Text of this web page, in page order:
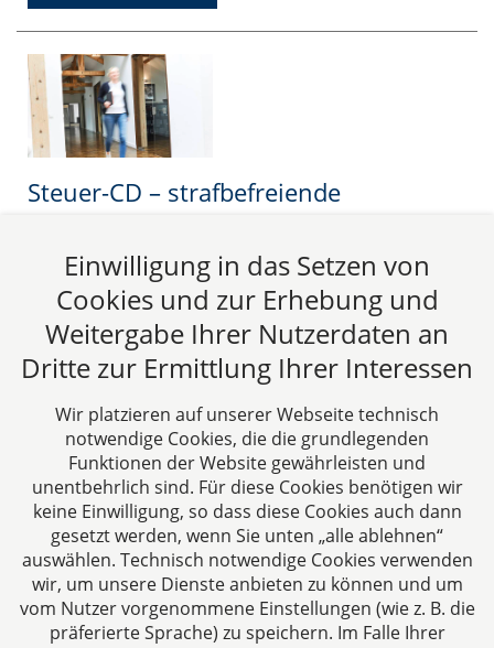
Steuer-CD – strafbefreiende
Seit dem spektakulären Steuerprozess gegen den
ehemaligen Präsidenten des FC Bayern München, Uli
Hoeneß, ist die Selbstanzeige zu einem Teil der
medialen Berichterstattung geworden. Minutiös
wurde im Jahr 2013 die...
26.05.2015
Beitrag lesen
Zurück 1 Weiter
Einwilligung in das Setzen von
Cookies und zur Erhebung und
Weitergabe Ihrer Nutzerdaten an
Dritte zur Ermittlung Ihrer Interessen
Wir platzieren auf unserer Webseite technisch
notwendige Cookies, die die grundlegenden
Funktionen der Website gewährleisten und
unentbehrlich sind. Für diese Cookies benötigen wir
keine Einwilligung, so dass diese Cookies auch dann
gesetzt werden, wenn Sie unten „alle ablehnen“
auswählen. Technisch notwendige Cookies verwenden
wir, um unsere Dienste anbieten zu können und um
vom Nutzer vorgenommene Einstellungen (wie z. B. die
präferierte Sprache) zu speichern. Im Falle Ihrer